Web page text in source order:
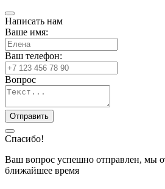
Написать нам
Ваше имя:
Ваш телефон:
Вопрос
Спасибо!
Ваш вопрос успешно отправлен, мы
ближайшее время